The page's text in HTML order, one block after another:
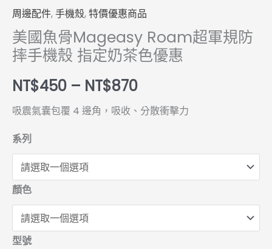
周邊配件,手機殼,特價優惠商品
美國魚骨Mageasy Roam超軍規防
摔手機殼 指定奶茶色優惠
NT$450 – NT$870
吸震氣囊包覆 4 邊角，吸收、分散衝擊力
系列
顏色
型號
茶
優
惠
數
量